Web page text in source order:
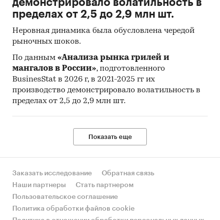
услуги (ИПЦ) измеряет отношение стоимости
фиксированного перечня товаров и услуг в
ценах текущего периода к его стоимости в
ценах предыдущего (базисного) периода и
характеризует изменение во времени общего
уровня цен на товары и услуги, приобретаемые
населением для непроизводственного
потребления.
Исходной информацией для расчета ИПЦ
являются данные регистрации цен на
конкретные товары и услуги. На их основе
определяются средние сопоставимые цены
зарегистрированная в одной и той же
организации торговли (сферы услуг) на один и
тот же или аналогичный по качеству товар
(услугу).
демонстрировало волатильность в
пределах от 2,5 до 2,9 млн шт.
Неровная динамика была обусловлена чередой
рыночных шоков.
По данным «Анализа рынка грилей и
мангалов в России», подготовленного
BusinesStat в 2026 г, в 2021-2025 гг их
производство демонстрировало волатильность в
пределах от 2,5 до 2,9 млн шт.
Показать еще
Заказать исследование
Обратная связь
Наши партнеры
Стать партнером
Пользовательское соглашение
Политика обработки файлов cookie